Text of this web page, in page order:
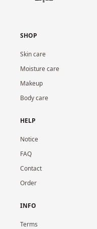
SHOP
Skin care
Moisture care
Makeup
Body care
HELP
Notice
FAQ
Contact
Order
INFO
Terms